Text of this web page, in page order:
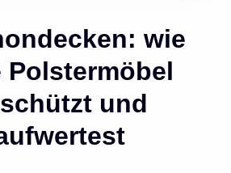
wie
Polstermöbel
und